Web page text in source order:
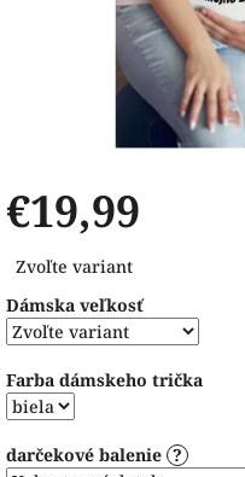
€19,99
cena:
Zvoľte variant
Dámska veľkosť
Farba dámskeho trička
darčekové balenie ?